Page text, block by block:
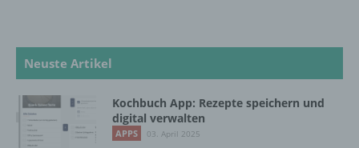
Neuste Artikel
Kochbuch App: Rezepte speichern und
digital verwalten
APPS 03. April 2025
b) betroffene Person
Betroffene Person ist jede identifizierte oder
identifizierbare natürliche Person, deren